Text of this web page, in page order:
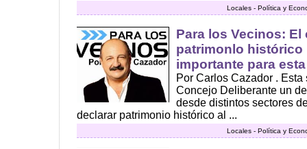
Locales - Política y
Para los Vecinos:
patrimonlo histórico
importante para
Por Carlos Cazador .
Concejo Deliberante un
desde distintos sectores
declarar patrimonio histórico al ...
Locales - Política y